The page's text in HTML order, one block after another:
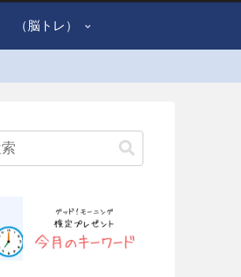
（脳トレ）